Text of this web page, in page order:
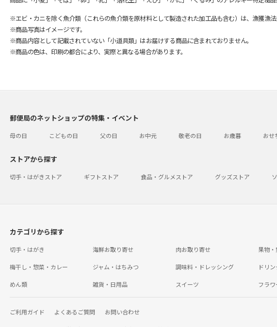
※エビ・カニを除く魚介類（これらの魚介類を原材料として製造された加工品も含む）は、漁獲漁
※商品写真はイメージです。
※商品内容として記載されていない「小道具類」はお届けする商品に含まれておりません。
※商品の色は、印刷の都合により、実際と異なる場合があります。
郵便局のネットショップの特集・イベント
母の日 こどもの日 父の日 お中元 敬老の日 お歳暮 おせ
ストアから探す
切手・はがきストア ギフトストア 食品・グルメストア グッズストア
カテゴリから探す
切手・はがき 海鮮お取り寄せ 肉お取り寄せ 果物
梅干し・惣菜・カレー ジャム・はちみつ 調味料・ドレッシング ドリン
めん類 雑貨・日用品 スイーツ フラワ
ご利用ガイド よくあるご質問 お問い合わせ